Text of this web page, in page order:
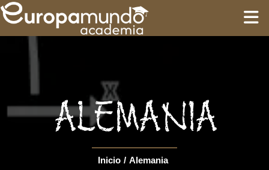
FORMACIÓN
GUÍAS
CIRCUITOS
ALEMANIA
Inicio / Alemania